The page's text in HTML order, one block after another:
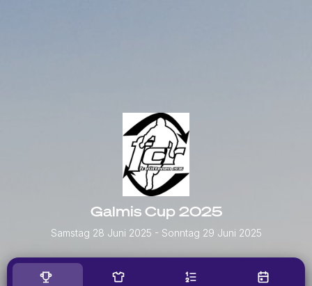
Galmis Cup 2025
Samstag 28 Juni 2025 - Sonntag 29 Juni 2025